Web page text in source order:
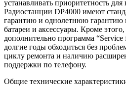
устанавливать приоритетность
Радиостанции DP4000 имеют
гарантию и однолетнюю гарантию
батареи и аксессуары. Кроме
дополнительно программа “Service
долгие годы обходиться без
циклу ремонта и наличию
поддержки по телефону.
Общие технические